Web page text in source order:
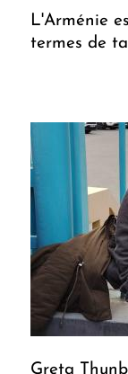
L'Arménie
termes de
Greta